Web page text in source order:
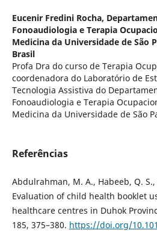
Eucenir Fredini Rocha,
Fonoaudiologia e Terapia
Medicina da Universidade de São
Brasil
Profa Dra do curso de Terapia
coordenadora do Laboratório de
Tecnologia Assistiva do
Fonoaudiologia e Terapia
Medicina da Universidade de São
Referências
Abdulrahman, M. A., Habeeb, Q. S.,
Evaluation of child health booklet
healthcare centres in Duhok
185, 375–380. https://doi.org/